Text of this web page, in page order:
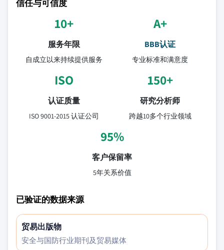
信任与可信度
10+
服务年限
自成立以来持续提供服务
A+
BBB认证
专业标准和满意度
ISO
认证质量
ISO 9001-2015 认证公司
150+
研究分析师
跨越10多个行业领域
95%
客户保留率
5年关系价值
已验证的数据来源
贸易出版物
安全与国防行业期刊及贸易媒体